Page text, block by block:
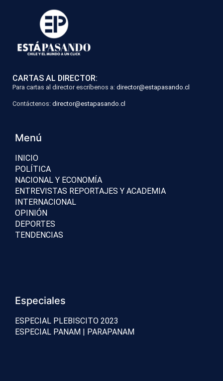
CARTAS AL DIRECTOR:
Para cartas al director escríbenos a: director@estapasando.cl
Contáctenos: director@estapasando.cl
Menú
INICIO
POLÍTICA
NACIONAL Y ECONOMÍA
ENTREVISTAS REPORTAJES Y ACADEMIA
INTERNACIONAL
OPINIÓN
DEPORTES
TENDENCIAS
Especiales
ESPECIAL PLEBISCITO 2023
ESPECIAL PANAM | PARAPANAM